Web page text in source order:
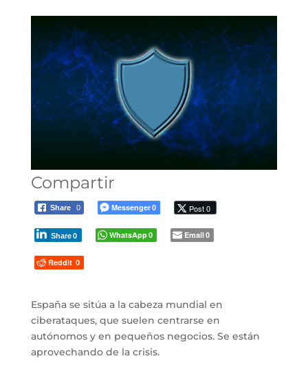
Compartir
Share 0 Messenger0 Post 0
Share0 WhatsApp0 Email0
Reddit 0
España se sitúa a la cabeza mundial en
ciberataques, que suelen centrarse en
autónomos y en pequeños negocios. Se están
aprovechando de la crisis.